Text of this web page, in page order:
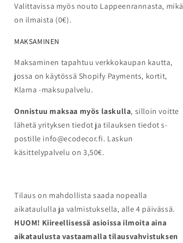
Valittavissa myös nouto Lappeenrannasta, mikä
on ilmaista (0€).
MAKSAMINEN
Maksaminen tapahtuu verkkokaupan kautta,
jossa on käytössä Shopify Payments, kortit,
Klarna -maksupalvelu.
Onnistuu maksaa myös laskulla, silloin voitte
lähetä yrityksen tiedot ja tilauksen tiedot s-
postille info@ecodecor.fi. Laskun
käsittelypalvelu on 3,50€.
Tilaus on mahdollista saada nopealla
aikataululla ja valmistuksella, alle 4 päivässä.
HUOM! Kiireellisessä asioissa ilmoita aina
aikataulusta vastaamalla tilausvahvistuksen